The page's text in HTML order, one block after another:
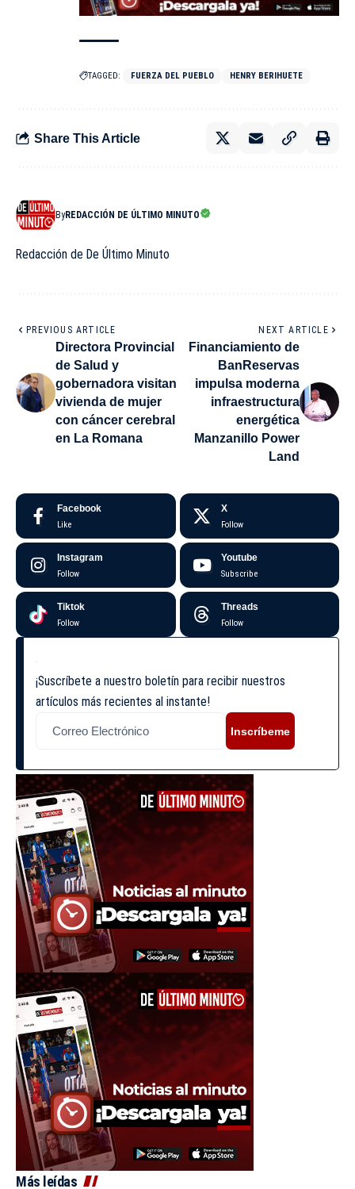
TAGGED: FUERZA DEL PUEBLO HENRY BERIHUETE
Share This Article
ByREDACCIÓN DE ÚLTIMO MINUTO
Redacción de De Último Minuto
PREVIOUS ARTICLE
Directora Provincial
de Salud y
gobernadora visitan
vivienda de mujer
con cáncer cerebral
en La Romana
NEXT ARTICLE
Financiamiento de
BanReservas
impulsa moderna
infraestructura
energética
Manzanillo Power
Land
Facebook
Like
X
Follow
Instagram
Follow
Youtube
Subscribe
Tiktok
Follow
Threads
Follow
¡Suscríbete a nuestro boletín para recibir nuestros
artículos más recientes al instante!
Inscríbeme
Más leídas